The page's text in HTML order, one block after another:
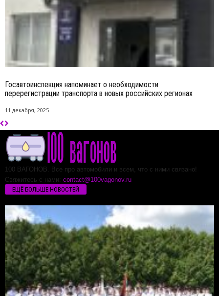
Госавтоинспекция напоминает о необходимости
перерегистрации транспорта в новых российских регионах
11 декабря, 2025
100 ВАГОНОВ. Все про автомобили и всем, что с ними связано!
Свяжитесь с нами: contact@100vagonov.ru
ЕЩЁ БОЛЬШЕ НОВОСТЕЙ